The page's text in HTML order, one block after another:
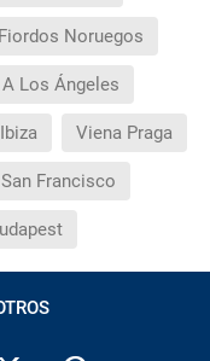
Noruegos
Los Ángeles
Viena Praga
Francisco